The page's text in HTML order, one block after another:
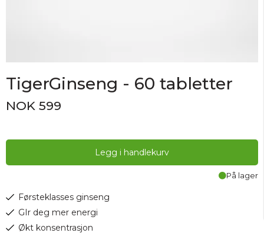
TigerGinseng - 60 tabletter
NOK 599
Legg i handlekurv
På lager
Førsteklasses ginseng
GIr deg mer energi
Økt konsentrasjon